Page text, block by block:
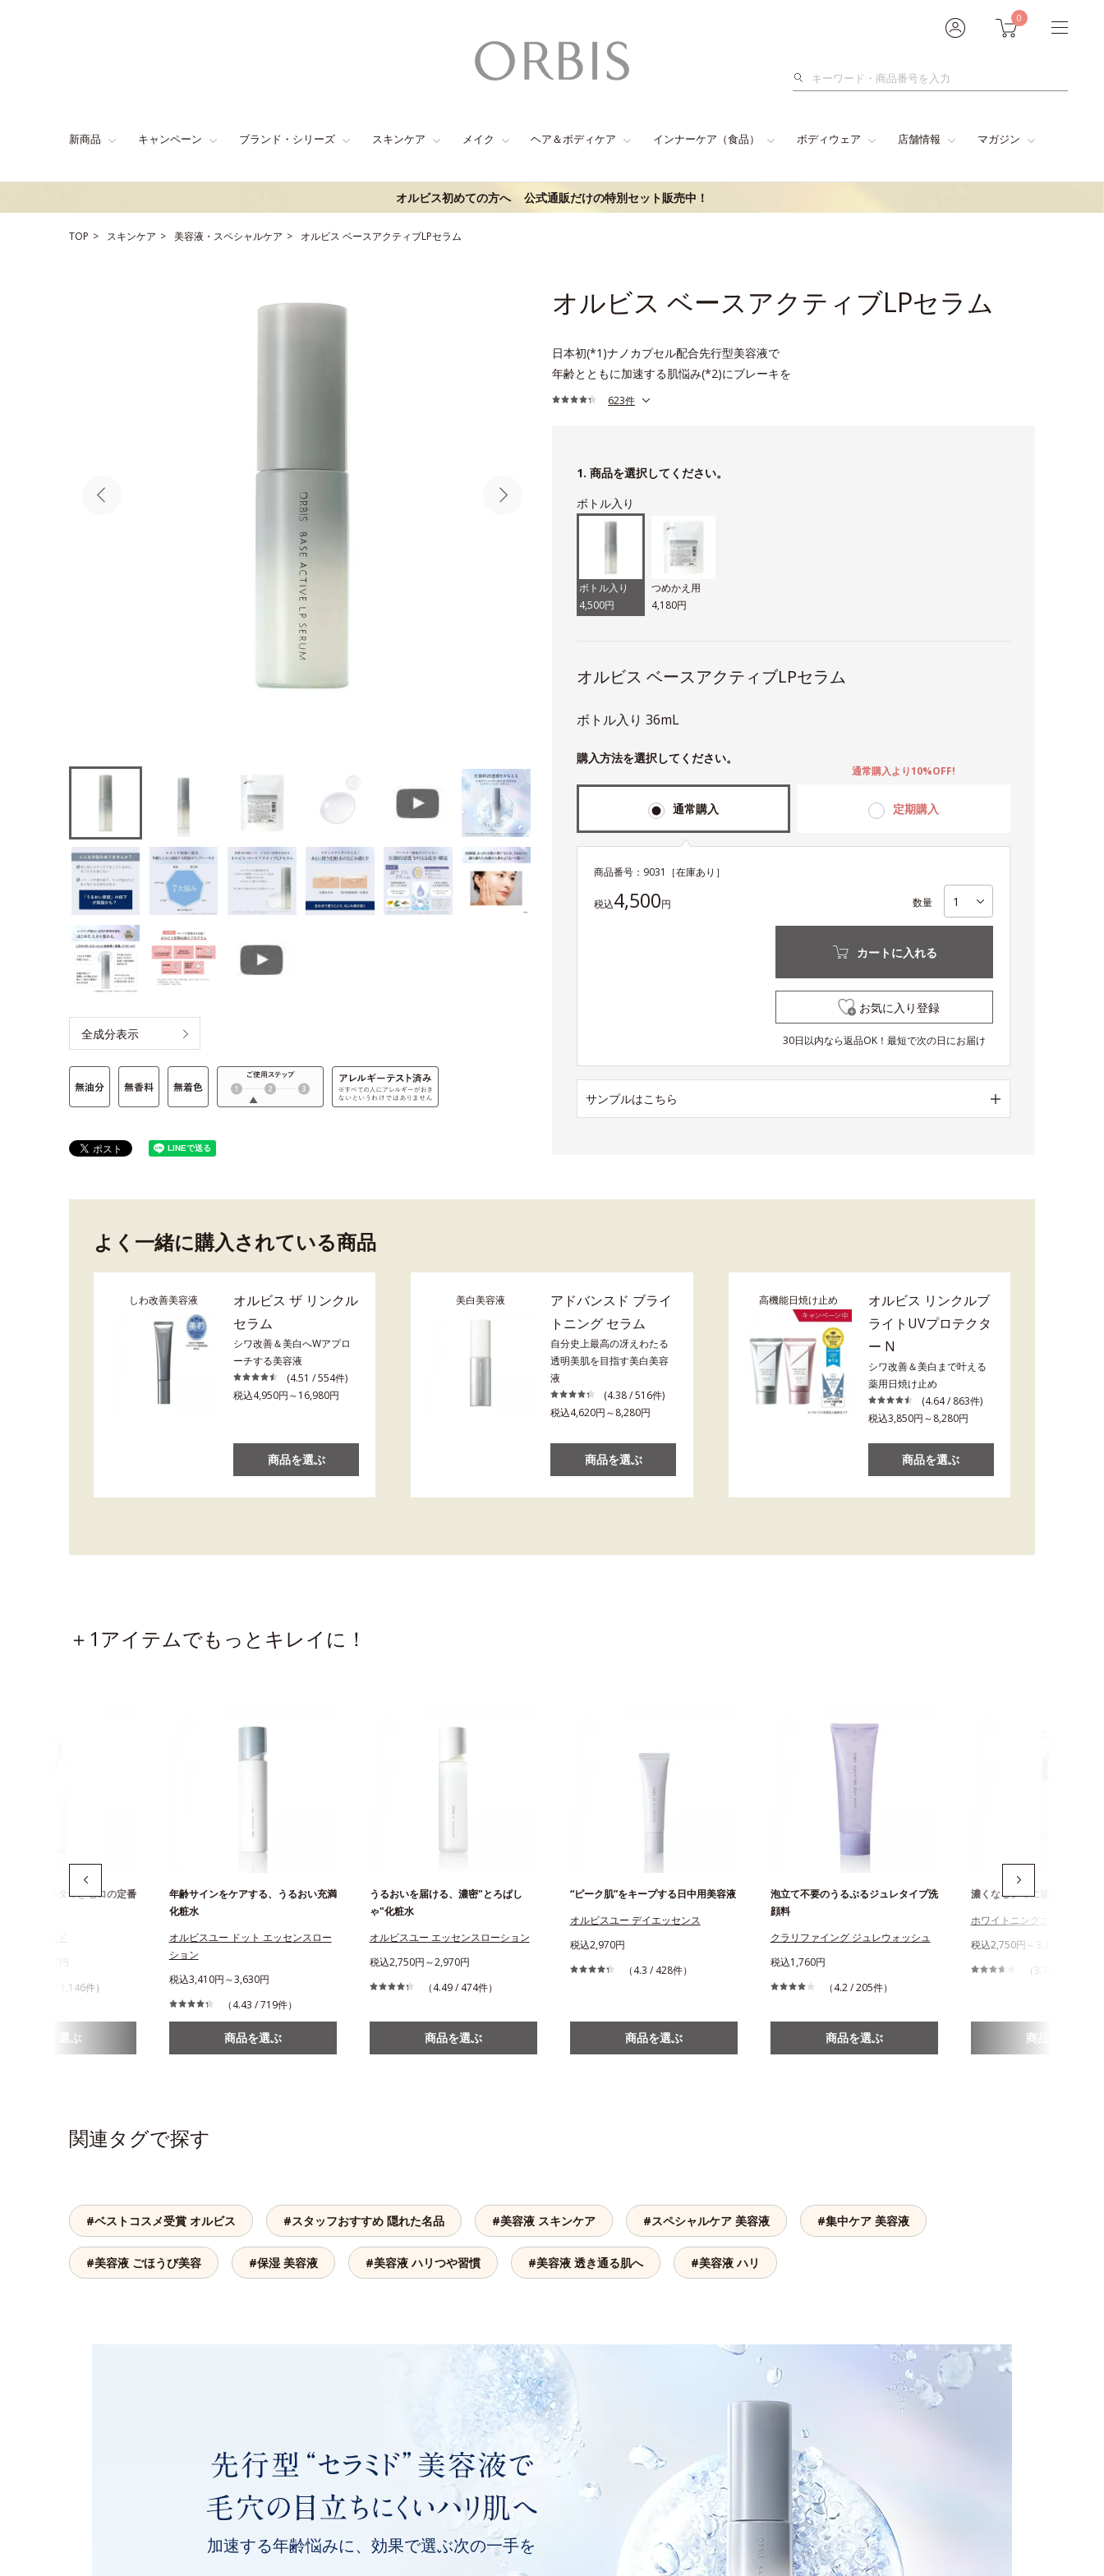
0
検
新商品 キャンペーン ブランド・シリーズ スキンケア メイク ヘア＆ボディケア インナーケア（食品） ボディウェア 店舗情報 マガジン
オルビス初めての方へ 公式通販だけの特別セット販売中！
TOP スキンケア 美容液・スペシャルケア オルビス ベースアクティブLPセラム
オルビス ベースアクティブLPセラム
日本初(*1)ナノカプセル配合先行型美容液で
年齢とともに加速する肌悩み(*2)にブレーキを
623件
全成分表示
1. 商品を選択してください。
ボトル入り
ボトル入り
4,500円
つめかえ用
4,180円
オルビス ベースアクティブLPセラム
ボトル入り 36mL
購入方法を選択してください。
通常購入 定期購入
通常購入より10%OFF!
商品番号： 9031 ［在庫あり］
税込4,500円 数量
カートに入れる
お気に入り登録
30日以内なら返品OK！最短で次の日にお届け
サンプルはこちら
よく一緒に購入されている商品
しわ改善美容液
オルビス ザ リンクル
セラム
シワ改善＆美白へWアプロ
ーチする美容液
(4.51 / 554件)
税込4,950円～16,980円
商品を選ぶ
美白美容液
アドバンスド ブライ
トニング セラム
自分史上最高の冴えわたる
透明美肌を目指す美白美容
液
(4.38 / 516件)
税込4,620円～8,280円
商品を選ぶ
高機能日焼け止め
オルビス リンクルブ
ライトUVプロテクタ
ー N
シワ改善＆美白まで叶える
薬用日焼け止め
(4.64 / 863件)
税込3,850円～8,280円
商品を選ぶ
＋1アイテムでもっとキレイに！
即落ち！ベタつきゼロの定番
円～1,467円
（4.47 / 1,146件）
商品を選ぶ
年齢サインをケアする、うるおい充満
化粧水
オルビスユー ドット エッセンスロー
ション
税込3,410円～3,630円
（4.43 / 719件）
商品を選ぶ
うるおいを届ける、濃密"とろぱし
ゃ"化粧水
オルビスユー エッセンスローション
税込2,750円～2,970円
（4.49 / 474件）
商品を選ぶ
“ピーク肌”をキープする日中用美容液
オルビスユー デイエッセンス
税込2,970円
（4.3 / 428件）
商品を選ぶ
泡立て不要のうるぷるジュレタイプ洗
顔料
クラリファイング ジュレウォッシュ
税込1,760円
（4.2 / 205件）
商品を選ぶ
濃くなるシミに速攻美白
ホワイトニングエッセンス
税込2,750円～3,300円
（3.78 / 348件）
商品を選ぶ
関連タグで探す
#ベストコスメ受賞 オルビス #スタッフおすすめ 隠れた名品 #美容液 スキンケア #スペシャルケア 美容液 #集中ケア 美容液
#美容液 ごほうび美容 #保湿 美容液 #美容液 ハリつや習慣 #美容液 透き通る肌へ #美容液 ハリ
加速する年齢悩みに、 効果で選ぶ次の一手を